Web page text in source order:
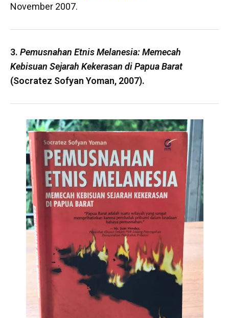
November 2007.
3. Pemusnahan Etnis Melanesia: Memecah
Kebisuan Sejarah Kekerasan di Papua Barat
(Socratez Sofyan Yoman, 2007).